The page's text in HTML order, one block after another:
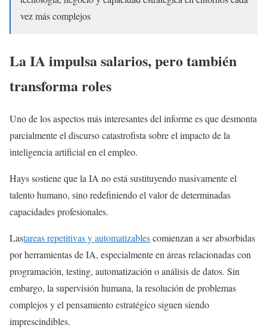
vez más complejos
La IA impulsa salarios, pero también
transforma roles
Uno de los aspectos más interesantes del informe es que desmonta
parcialmente el discurso catastrofista sobre el impacto de la
inteligencia artificial en el empleo.
Hays sostiene que la IA no está sustituyendo masivamente el
talento humano, sino redefiniendo el valor de determinadas
capacidades profesionales.
Lastareas repetitivas y automatizablescomienzan a ser absorbidas
por herramientas de IA, especialmente en áreas relacionadas con
programación, testing, automatización o análisis de datos. Sin
embargo, la supervisión humana, la resolución de problemas
complejos y el pensamiento estratégico siguen siendo
imprescindibles.